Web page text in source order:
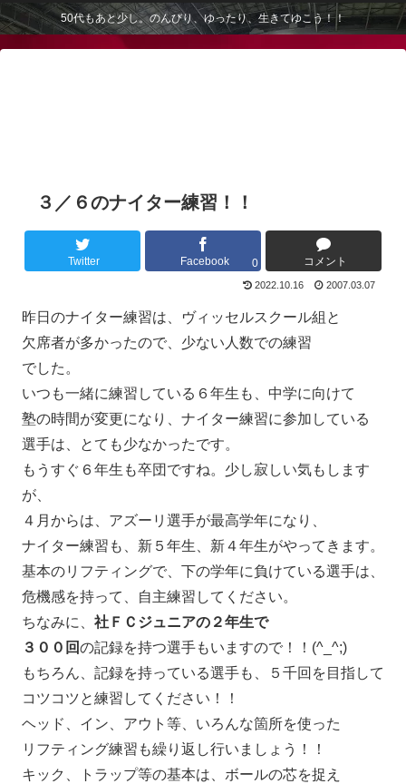
50代もあと少し。のんびり、ゆったり、生きてゆこう！！
３／６のナイター練習！！
Twitter Facebook 0 コメント
2022.10.16 2007.03.07
昨日のナイター練習は、ヴィッセルスクール組と
欠席者が多かったので、少ない人数での練習
でした。
いつも一緒に練習している６年生も、中学に向けて
塾の時間が変更になり、ナイター練習に参加している
選手は、とても少なかったです。
もうすぐ６年生も卒団ですね。少し寂しい気もします
が、
４月からは、アズーリ選手が最高学年になり、
ナイター練習も、新５年生、新４年生がやってきます。
基本のリフティングで、下の学年に負けている選手は、
危機感を持って、自主練習してください。
ちなみに、 社ＦＣジュニアの２年生で
３００回の記録を持つ選手もいますので！！(^_^;)
もちろん、記録を持っている選手も、５千回を目指して
コツコツと練習してください！！
ヘッド、イン、アウト等、いろんな箇所を使った
リフティング練習も繰り返し行いましょう！！
キック、トラップ等の基本は、ボールの芯を捉え